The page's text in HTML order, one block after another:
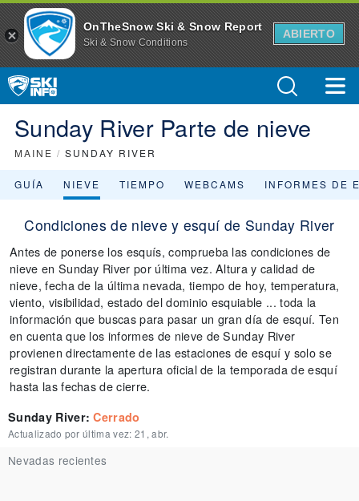
OnTheSnow Ski & Snow Report
Ski & Snow Conditions
ABIERTO
Sunday River Parte de nieve
MAINE / SUNDAY RIVER
GUÍA NIEVE TIEMPO WEBCAMS INFORMES DE
Condiciones de nieve y esquí de Sunday River
Antes de ponerse los esquís, comprueba las condiciones de
nieve en Sunday River por última vez. Altura y calidad de
nieve, fecha de la última nevada, tiempo de hoy, temperatura,
viento, visibilidad, estado del dominio esquiable ... toda la
información que buscas para pasar un gran día de esquí. Ten
en cuenta que los informes de nieve de Sunday River
provienen directamente de las estaciones de esquí y solo se
registran durante la apertura oficial de la temporada de esquí
hasta las fechas de cierre.
Sunday River:Cerrado
Actualizado por última vez: 21, abr.
Nevadas recientes